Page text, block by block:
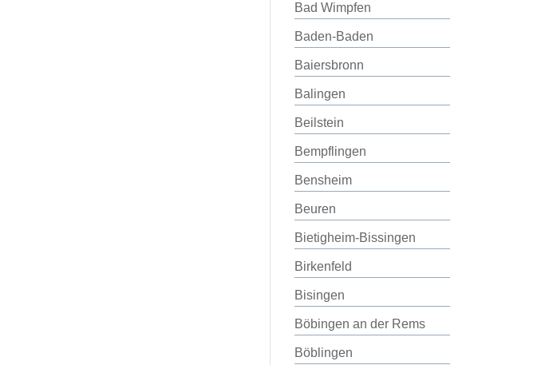
Bad Wimpfen
Baden-Baden
Baiersbronn
Balingen
Beilstein
Bempflingen
Bensheim
Beuren
Bietigheim-Bissingen
Birkenfeld
Bisingen
Böbingen an der Rems
Böblingen